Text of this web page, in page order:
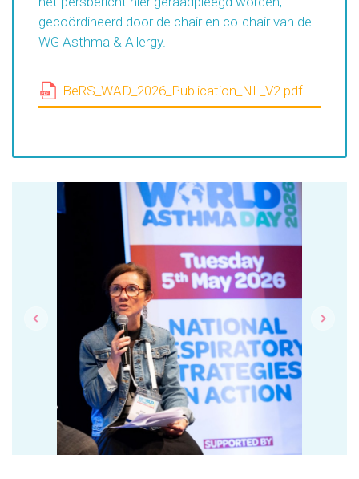
gecoördineerd door de chair en co-chair van de
WG Asthma & Allergy.
BeRS_WAD_2026_Publication_NL_V2.pdf
Previous Next